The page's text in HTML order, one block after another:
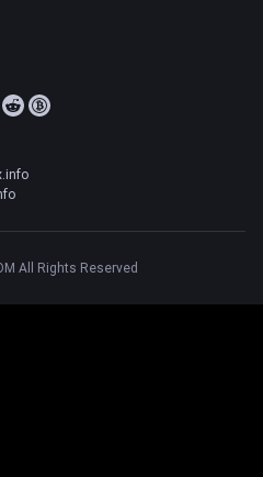
All Rights Reserved